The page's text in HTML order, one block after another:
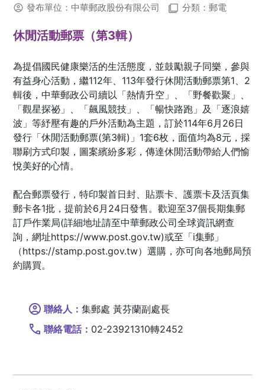
發布單位：中華郵政股份有限公司
分類：郵電
休閒活動郵票（第3輯）
為提倡國民健康樂活的生活態度，並鼓勵親子同樂，參與
有益身心活動，繼112年、113年發行休閒活動郵票第1、2
輯後，中華郵政公司續以「熱情升空」、「野餐歡聚」、
「觀星探祕」、「飆風競技」、「暢快路跑」及「逐浪嬉
波」等紓壓有趣的戶外活動為主題，訂於114年6月26日
發行「休閒活動郵票(第3輯)」1套6枚，面值均為8元，採
聯刷方式印製，圖案繽紛多彩，傳達休閒活動帶給人們愉
悅美好的心情。
配合郵票發行，特印製首日封、貼票卡、護票卡及活頁集
郵卡各1批，提前於6月24日發售。歡迎至37個長期集郵
訂戶作業局(詳細地址請至中華郵政公司全球資訊網查
詢，網址https://www.post.gov.tw)或至「i集郵」
（https://stamp.post.gov.tw）選購，亦可向各地郵局預
約購買。
聯絡人： 集郵處 黃芬蘭副處長
聯絡電話： 02-23921310轉2452